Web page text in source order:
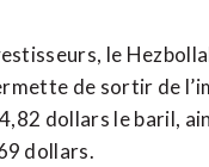
le
de sortir de
dollars le baril,
dollars.